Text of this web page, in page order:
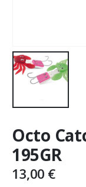
Octo
195GR
13,00 €